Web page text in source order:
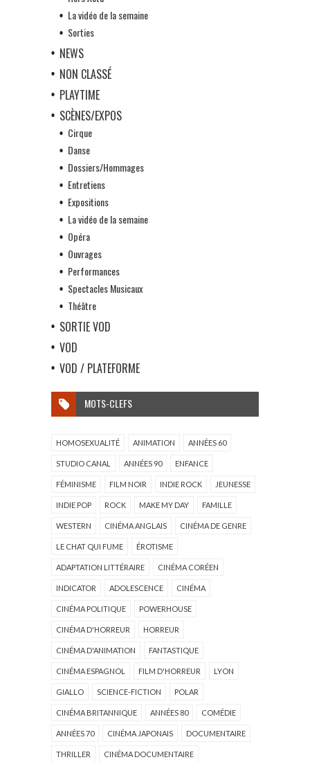
La vidéo de la semaine
Sorties
NEWS
NON CLASSÉ
PLAYTIME
SCÈNES/EXPOS
Cirque
Danse
Dossiers/Hommages
Entretiens
Expositions
La vidéo de la semaine
Opéra
Ouvrages
Performances
Spectacles Musicaux
Théâtre
SORTIE VOD
VOD
VOD / PLATEFORME
MOTS-CLEFS
HOMOSEXUALITÉ ANIMATION ANNÉES 60
STUDIO CANAL ANNÉES 90 ENFANCE
FÉMINISME FILM NOIR INDIE ROCK JEUNESSE
INDIE POP ROCK MAKE MY DAY FAMILLE
WESTERN CINÉMA ANGLAIS CINÉMA DE GENRE
LE CHAT QUI FUME ÉROTISME
ADAPTATION LITTÉRAIRE CINÉMA CORÉEN
INDICATOR ADOLESCENCE CINÉMA
CINÉMA POLITIQUE POWERHOUSE
CINÉMA D'HORREUR HORREUR
CINÉMA D'ANIMATION FANTASTIQUE
CINÉMA ESPAGNOL FILM D'HORREUR LYON
GIALLO SCIENCE-FICTION POLAR
CINÉMA BRITANNIQUE ANNÉES 80 COMÉDIE
ANNÉES 70 CINÉMA JAPONAIS DOCUMENTAIRE
THRILLER CINÉMA DOCUMENTAIRE